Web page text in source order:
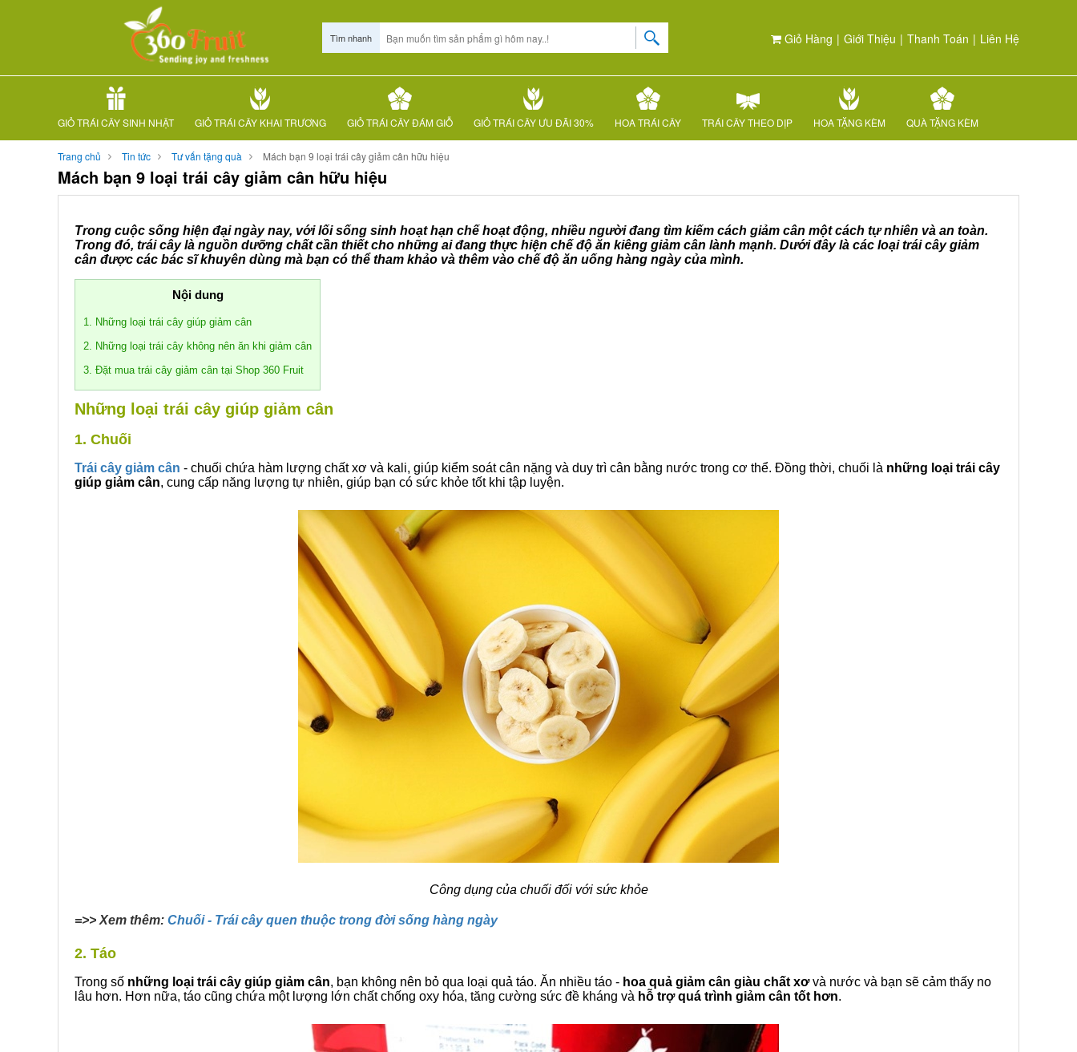
Giỏ Hàng | Giới Thiệu | Thanh Toán | Liên Hệ
Tìm nhanh
GIỎ TRÁI CÂY SINH NHẬT GIỎ TRÁI CÂY KHAI TRƯƠNG GIỎ TRÁI CÂY ĐÁM GIỖ GIỎ TRÁI CÂY ƯU ĐÃI 30% HOA TRÁI CÂY TRÁI CÂY THEO DỊP HOA TẶNG KÈM QUÀ TẶNG KÈM
Trang chủ Tin tức Tư vấn tặng quà Mách bạn 9 loại trái cây giảm cân hữu hiệu
Mách bạn 9 loại trái cây giảm cân hữu hiệu
Trong cuộc sống hiện đại ngày nay, với lối sống sinh hoạt hạn chế hoạt động, nhiều người đang tìm kiếm cách giảm cân một cách tự nhiên và an toàn.
Trong đó, trái cây là nguồn dưỡng chất cần thiết cho những ai đang thực hiện chế độ ăn kiêng giảm cân lành mạnh. Dưới đây là các loại trái cây giảm
cân được các bác sĩ khuyên dùng mà bạn có thể tham khảo và thêm vào chế độ ăn uống hàng ngày của mình.
Nội dung
1. Những loại trái cây giúp giảm cân
2. Những loại trái cây không nên ăn khi giảm cân
3. Đặt mua trái cây giảm cân tại Shop 360 Fruit
Những loại trái cây giúp giảm cân
1. Chuối
Trái cây giảm cân - chuối chứa hàm lượng chất xơ và kali, giúp kiểm soát cân nặng và duy trì cân bằng nước trong cơ thể. Đồng thời, chuối là những loại trái cây
giúp giảm cân, cung cấp năng lượng tự nhiên, giúp bạn có sức khỏe tốt khi tập luyện.
Công dụng của chuối đối với sức khỏe
=>> Xem thêm: Chuối - Trái cây quen thuộc trong đời sống hàng ngày
2. Táo
Trong số những loại trái cây giúp giảm cân, bạn không nên bỏ qua loại quả táo. Ăn nhiều táo - hoa quả giảm cân giàu chất xơvà nước và bạn sẽ cảm thấy no
lâu hơn. Hơn nữa, táo cũng chứa một lượng lớn chất chống oxy hóa, tăng cường sức đề kháng và hỗ trợ quá trình giảm cân tốt hơn.